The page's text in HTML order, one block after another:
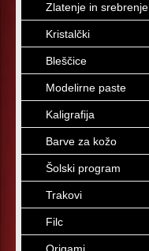
Zlatenje in srebrenje
Kristalčki
Bleščice
Modelirne paste
Kaligrafija
Barve za kožo
Šolski program
Trakovi
Filc